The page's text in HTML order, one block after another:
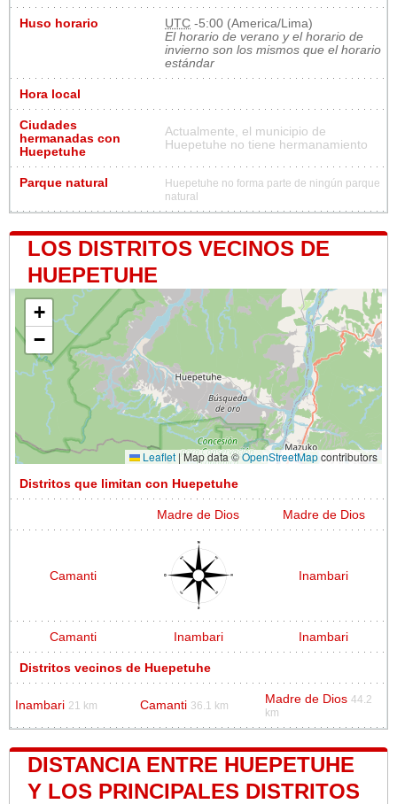
Huso horario UTC -5:00 (America/Lima)
El horario de verano y el horario de
invierno son los mismos que el horario
estándar
Hora local
Ciudades
hermanadas con
Huepetuhe
Actualmente, el municipio de
Huepetuhe no tiene hermanamiento
Parque natural
Huepetuhe no forma parte de ningún parque
natural
LOS DISTRITOS VECINOS DE
HUEPETUHE
+
−
Leaflet |Map data ©OpenStreetMapcontributors
Distritos que limitan con Huepetuhe
Madre de Dios Madre de Dios
Camanti Inambari
Camanti Inambari Inambari
Distritos vecinos de Huepetuhe
Inambari 21 km Camanti 36.1 km Madre de Dios 44.2
km
DISTANCIA ENTRE HUEPETUHE
Y LOS PRINCIPALES DISTRITOS